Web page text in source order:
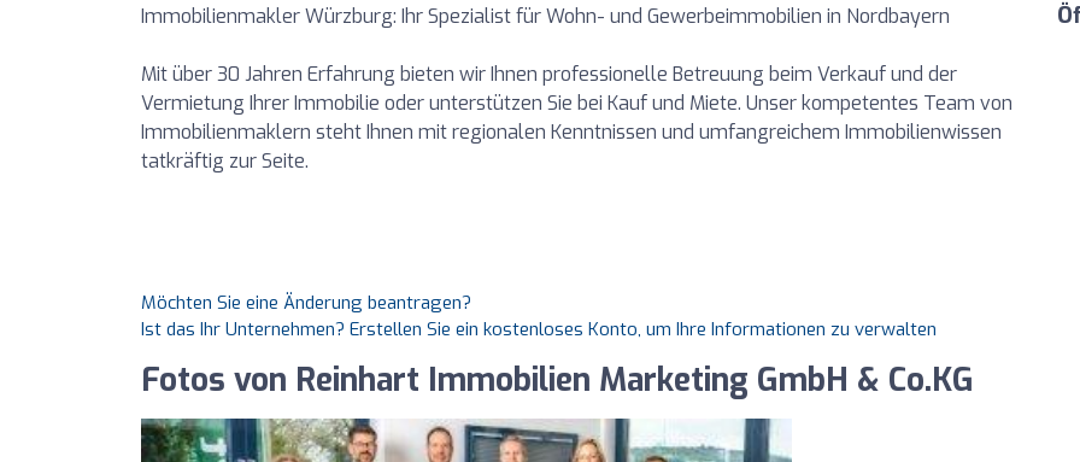
Immobilienmakler Würzburg: Ihr Spezialist für Wohn- und Gewerbeimmobilien in Nordbayern
Mit über 30 Jahren Erfahrung bieten wir Ihnen professionelle Betreuung beim Verkauf und der
Vermietung Ihrer Immobilie oder unterstützen Sie bei Kauf und Miete. Unser kompetentes Team von
Immobilienmaklern steht Ihnen mit regionalen Kenntnissen und umfangreichem Immobilienwissen
tatkräftig zur Seite.
Möchten Sie eine Änderung beantragen?
Ist das Ihr Unternehmen? Erstellen Sie ein kostenloses Konto, um Ihre Informationen zu verwalten
Fotos von Reinhart Immobilien Marketing GmbH & Co.KG